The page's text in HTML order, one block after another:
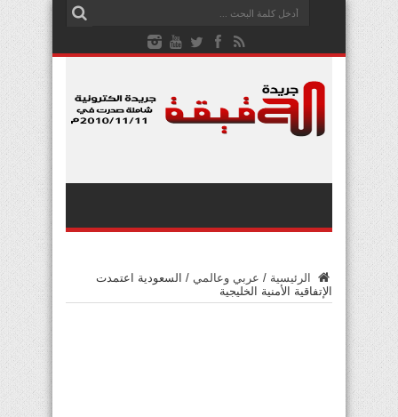
الرئيسية / عربي وعالمي / السعودية اعتمدت
الإتفاقية الأمنية الخليجية